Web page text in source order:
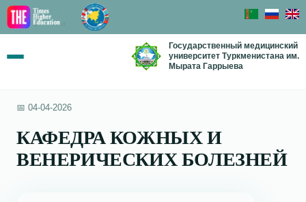
Государственный медицинский
университет Туркменистана им.
Мырата Гаррыева
📅 04-04-2026
КАФЕДРА КОЖНЫХ И
ВЕНЕРИЧЕСКИХ БОЛЕЗНЕЙ